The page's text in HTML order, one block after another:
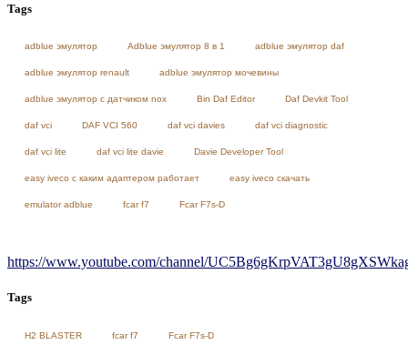
Tags
adblue эмулятор Adblue эмулятор 8 в 1 adblue эмулятор daf
adblue эмулятор renault adblue эмулятор мочевины
adblue эмулятор с датчиком nox Bin Daf Editor Daf Devkit Tool
daf vci DAF VCI 560 daf vci davies daf vci diagnostic
daf vci lite daf vci lite davie Davie Developer Tool
easy iveco с каким адаптером работает easy iveco скачать
emulator adblue fcar f7 Fcar F7s-D
https://www.youtube.com/channel/
Tags
H2 BLASTER fcar f7 Fcar F7s-D